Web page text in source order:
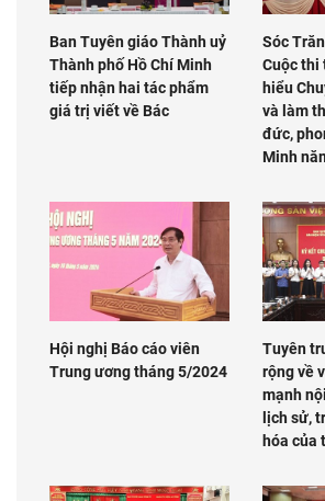
Ban Tuyên giáo Thành uỷ
Thành phố Hồ Chí Minh
tiếp nhận hai tác phẩm
giá trị viết về Bác
Sóc
Cuộc thi
hiểu
và làm
đức,
Minh
Hội nghị Báo cáo viên
Trung ương tháng 5/2024
Tuyên
rộng về
mạnh
lịch sử,
hóa của